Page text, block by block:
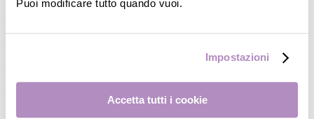
Puoi modificare tutto quando vuoi.
Impostazioni
Accetta tutti i cookie
―Marsupi